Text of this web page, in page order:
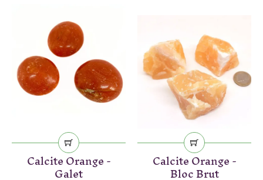
Calcite Orange -
Galet
Calcite Orange -
Bloc Brut